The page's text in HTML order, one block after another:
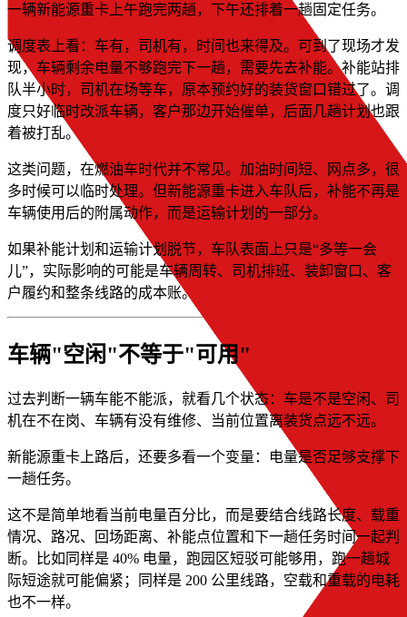
一辆新能源重卡上午跑完两趟，下午还排着一趟固定任务。
调度表上看：车有，司机有，时间也来得及。可到了现场才发
现，车辆剩余电量不够跑完下一趟，需要先去补能。补能站排
队半小时，司机在场等车，原本预约好的装货窗口错过了。调
度只好临时改派车辆，客户那边开始催单，后面几趟计划也跟
着被打乱。
这类问题，在燃油车时代并不常见。加油时间短、网点多，很
多时候可以临时处理。但新能源重卡进入车队后，补能不再是
车辆使用后的附属动作，而是运输计划的一部分。
如果补能计划和运输计划脱节，车队表面上只是“多等一会
儿”，实际影响的可能是车辆周转、司机排班、装卸窗口、客
户履约和整条线路的成本账。
车辆"空闲"不等于"可用"
过去判断一辆车能不能派，就看几个状态：车是不是空闲、司
机在不在岗、车辆有没有维修、当前位置离装货点远不远。
新能源重卡上路后，还要多看一个变量：电量是否足够支撑下
一趟任务。
这不是简单地看当前电量百分比，而是要结合线路长度、载重
情况、路况、回场距离、补能点位置和下一趟任务时间一起判
断。比如同样是 40% 电量，跑园区短驳可能够用，跑一趟城
际短途就可能偏紧；同样是 200 公里线路，空载和重载的电耗
也不一样。